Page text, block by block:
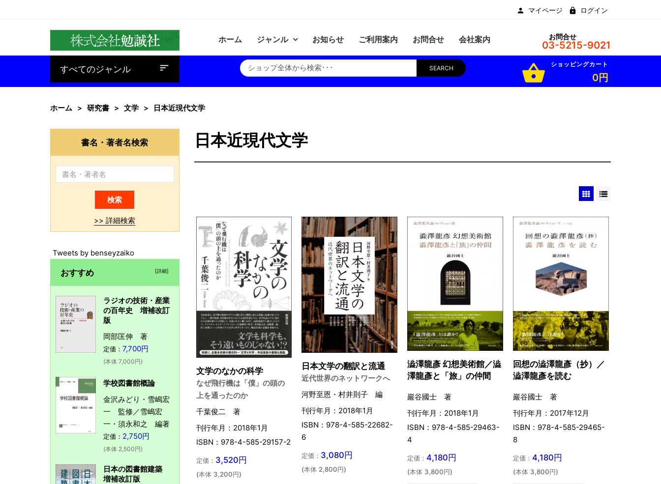
マイページ ログイン
ホーム ジャンル お知らせ ご利用案内 お問合せ 会社案内 お問合せ
03-5215-9021
すべてのジャンル
baseline_sort SEARCH shopping_basket ショッピングカート
0円
ホーム 研究書 文学 日本近現代文学
日本近現代文学
文学のなかの科学
なぜ飛行機は「僕」の頭の
上を通ったのか
千葉俊二 著
刊行年月：2018年1月
ISBN：978-4-585-29157-2
定価： 3,520円
(本体 3,200円)
日本文学の翻訳と流通
近代世界のネットワークへ
河野至恩・村井則子 編
刊行年月：2018年1月
ISBN：978-4-585-22682-
6
定価： 3,080円
(本体 2,800円)
澁澤龍彥 幻想美術館／澁
澤龍彥と「旅」の仲間
巖谷國士 著
刊行年月：2018年1月
ISBN：978-4-585-29463-
4
定価：4,180円
(本体 3,800円)
回想の澁澤龍彥（抄）／
澁澤龍彥を読む
巖谷國士 著
刊行年月：2017年12月
ISBN：978-4-585-29465-
8
定価：4,180円
(本体 3,800円)
書名・著者名検索
>> 詳細検索
Tweets by benseyzaiko
おすすめ [詳細]
ラジオの技術・産業
の百年史 増補改訂
版
岡部匡伸 著
定価： 7,700円
(本体 7,000円)
学校図書館概論
金沢みどり・雪嶋宏
一 監修／雪嶋宏
一・須永和之 編著
定価： 2,750円
(本体 2,500円)
日本の図書館建築
増補改訂版